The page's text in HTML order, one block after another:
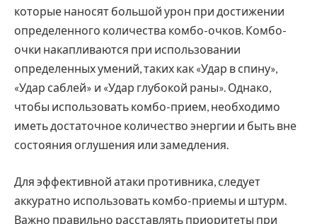
которые наносят большой урон при достижении
определенного количества комбо-очков. Комбо-
очки накапливаются при использовании
определенных умений, таких как «Удар в спину»,
«Удар саблей» и «Удар глубокой раны». Однако,
чтобы использовать комбо-прием, необходимо
иметь достаточное количество энергии и быть вне
состояния оглушения или замедления.
Для эффективной атаки противника, следует
аккуратно использовать комбо-приемы и штурм.
Важно правильно расставлять приоритеты при